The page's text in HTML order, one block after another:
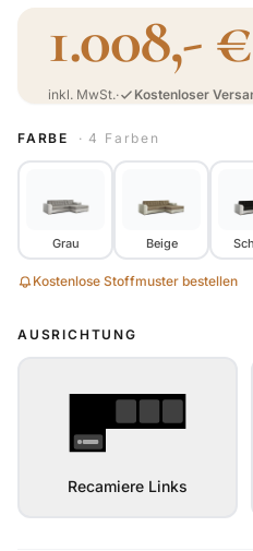
1.008,- €
inkl. MwSt.· Kostenloser
FARBE · 4 Farben
Grau Beige
Kostenlose Stoffmuster bestellen
AUSRICHTUNG
Recamiere Links